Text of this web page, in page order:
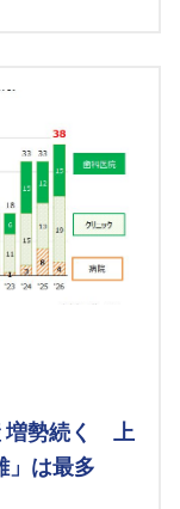
増勢続く 上
」は最多